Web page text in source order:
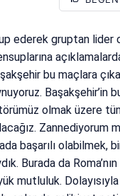
ederek gruptan lider
bu maçlara
Başakşehir’in
olmak üzere
Zannediyorum
başarılı
Burada da
mutluluk.